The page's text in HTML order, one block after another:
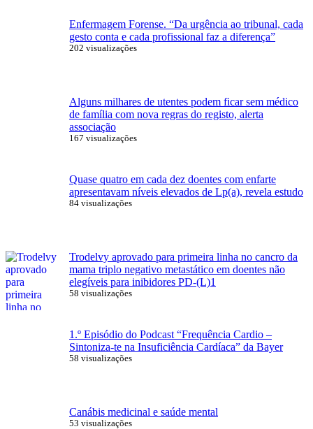
Enfermagem Forense. “Da urgência ao tribunal, cada
gesto conta e cada profissional faz a diferença”
202 visualizações
Alguns milhares de utentes podem ficar sem médico
de família com nova regras do registo, alerta
associação
167 visualizações
Quase quatro em cada dez doentes com enfarte
apresentavam níveis elevados de Lp(a), revela estudo
84 visualizações
Trodelvy aprovado para primeira linha no cancro da
mama triplo negativo metastático em doentes não
elegíveis para inibidores PD-(L)1
58 visualizações
1.º Episódio do Podcast “Frequência Cardio –
Sintoniza-te na Insuficiência Cardíaca” da Bayer
58 visualizações
Canábis medicinal e saúde mental
53 visualizações